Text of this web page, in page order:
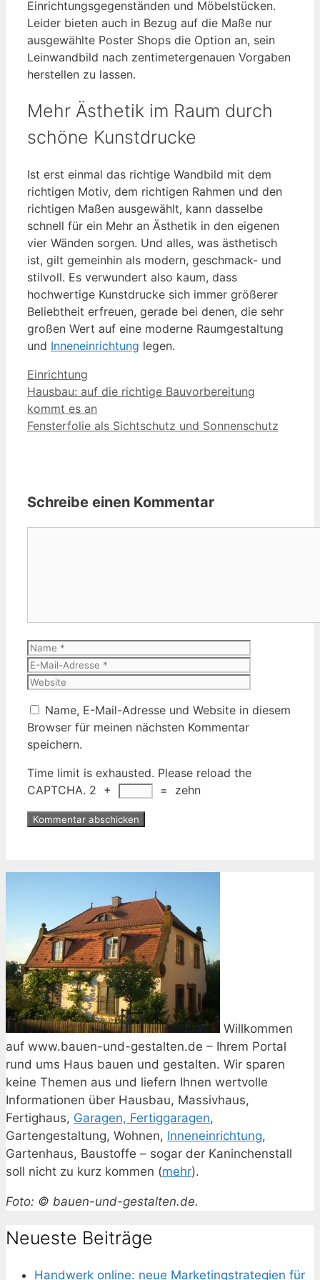
Einrichtungsgegenständen und Möbelstücken.
Leider bieten auch in Bezug auf die Maße nur
ausgewählte Poster Shops die Option an, sein
Leinwandbild nach zentimetergenauen Vorgaben
herstellen zu lassen.
Mehr Ästhetik im Raum durch
schöne Kunstdrucke
Ist erst einmal das richtige Wandbild mit dem
richtigen Motiv, dem richtigen Rahmen und den
richtigen Maßen ausgewählt, kann dasselbe
schnell für ein Mehr an Ästhetik in den eigenen
vier Wänden sorgen. Und alles, was ästhetisch
ist, gilt gemeinhin als modern, geschmack- und
stilvoll. Es verwundert also kaum, dass
hochwertige Kunstdrucke sich immer größerer
Beliebtheit erfreuen, gerade bei denen, die sehr
großen Wert auf eine moderne Raumgestaltung
und Inneneinrichtung legen.
Kategorien
Einrichtung
Hausbau: auf die richtige Bauvorbereitung
kommt es an
Fensterfolie als Sichtschutz und Sonnenschutz
Schreibe einen Kommentar
Name
Name, E-Mail-Adresse und Website in diesem
Browser für meinen nächsten Kommentar
speichern.
Time limit is exhausted. Please reload the
CAPTCHA. 2 + = zehn
Willkommen
auf www.bauen-und-gestalten.de – Ihrem Portal
rund ums Haus bauen und gestalten. Wir sparen
keine Themen aus und liefern Ihnen wertvolle
Informationen über Hausbau, Massivhaus,
Fertighaus, Garagen, Fertiggaragen,
Gartengestaltung, Wohnen, Inneneinrichtung,
Gartenhaus, Baustoffe – sogar der Kaninchenstall
soll nicht zu kurz kommen (mehr).
Foto: © bauen-und-gestalten.de.
Neueste Beiträge
Handwerk online: neue Marketingstrategien für